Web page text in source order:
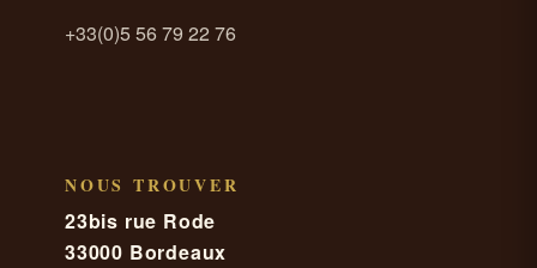
+33(0)5 56 79 22 76
NOUS TROUVER
23bis rue Rode
33000 Bordeaux